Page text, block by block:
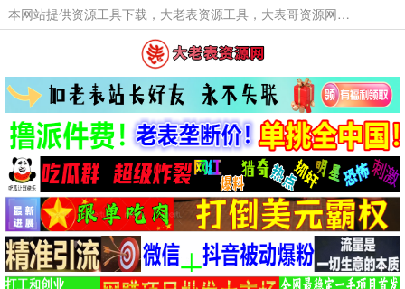
本网站提供资源工具下载，大老表资源工具，大表哥资源网软件工具，大老表资源下载，活动线报福利资源分享,活动线报，大型网游经典游戏，网络热门技术游戏辅助交流与分享。